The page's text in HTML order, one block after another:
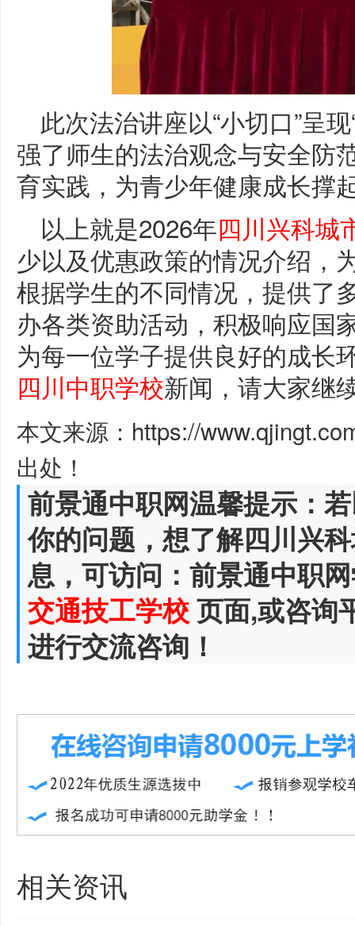
此次法治讲座以“小切口”呈
强了师生的法治观念与安全防
育实践，为青少年健康成长撑
以上就是2026年四川兴科城
少以及优惠政策的情况介绍，
根据学生的不同情况，提供了
办各类资助活动，积极响应国
为每一位学子提供良好的成长
四川中职学校新闻，请大家继
本文来源：https://
出处！
前景通中职网温馨提示：
你的问题，想了解四川兴
息，可访问：前景通中职
交通技工学校页面,或咨询
进行交流咨询！
相关资讯